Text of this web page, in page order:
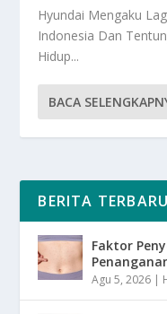
Hyundai Mengaku
Indonesia Dan
Hidup...
BACA
BERITA TERBARU
Faktor
Agu 5, 2026 |